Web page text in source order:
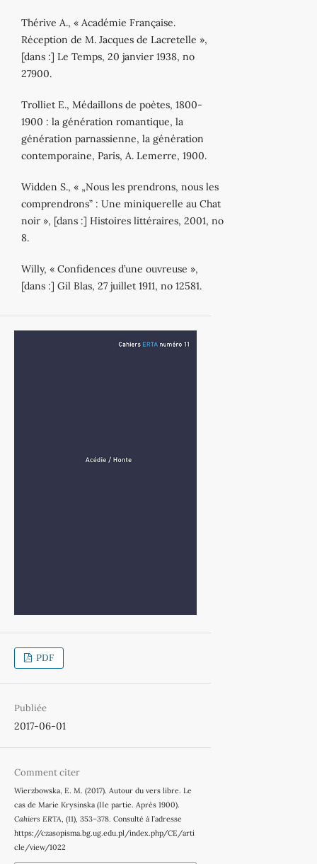
Thérive A., « Académie Française.
Réception de M. Jacques de Lacretelle »,
[dans :] Le Temps, 20 janvier 1938, no
27900.
Trolliet E., Médaillons de poètes, 1800‐
1900 : la génération romantique, la
génération parnassienne, la génération
contemporaine, Paris, A. Lemerre, 1900.
Widden S., « „Nous les prendrons, nous les
comprendrons” : Une miniquerelle au Chat
noir », [dans :] Histoires littéraires, 2001, no
8.
Willy, « Confidences d’une ouvreuse »,
[dans :] Gil Blas, 27 juillet 1911, no 12581.
PDF
Publiée
2017-06-01
Comment citer
Wierzbowska, E. M. (2017). Autour du vers libre. Le
cas de Marie Krysinska (IIe partie. Après 1900).
Cahiers ERTA, (11), 353–378. Consulté à l’adresse
https://czasopisma.bg.ug.edu.pl/index.php/CE/arti
cle/view/1022